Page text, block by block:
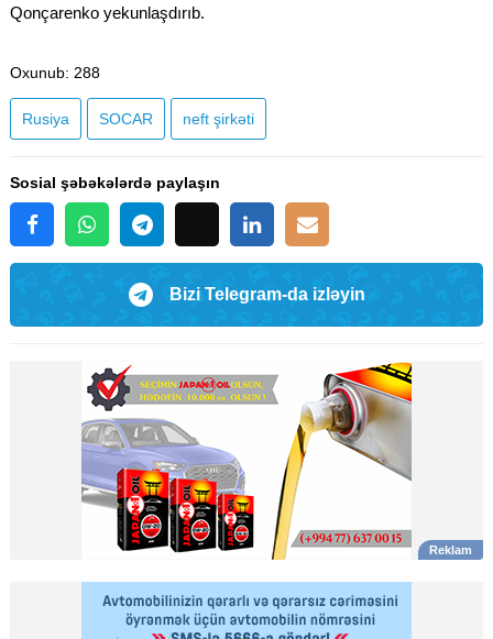
Qonçarenko yekunlaşdırıb.
Oxunub: 288
Rusiya SOCAR neft şirkəti
Sosial şəbəkələrdə paylaşın
Bizi Telegram-da izləyin